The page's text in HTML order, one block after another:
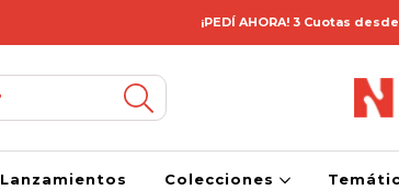
¡PEDÍ AHORA! 3 Cuotas
Lanzamientos Colecciones